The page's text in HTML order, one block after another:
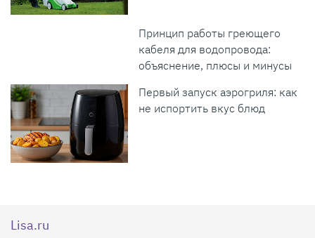
Принцип работы греющего
кабеля для водопровода:
объяснение, плюсы и минусы
Первый запуск аэрогриля: как
не испортить вкус блюд
Lisa.ru